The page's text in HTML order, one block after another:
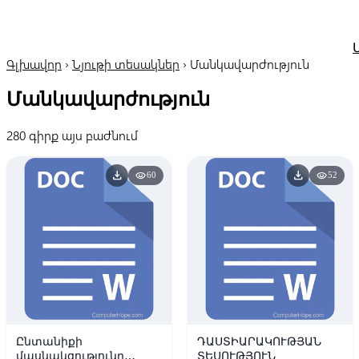
Գլխավոր › Նյութի տեսակներ › Մանկավարժություն
Մանկավարժություն
280 գիրք այս բաժնում
download visibility60
Ընտանիքի
մասնակցությունը
download visibility52
ԴԱՍՏԻԱՐԱԿՈՒԹՅԱՆ
ՏԵՍՈՒԹՅՈՒՆ